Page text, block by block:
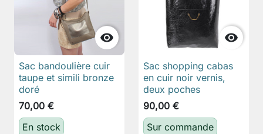

Sac bandoulière cuir
taupe et simili bronze
doré
70,00 €
En stock

Sac shopping cabas
en cuir noir vernis,
deux poches
90,00 €
Sur commande